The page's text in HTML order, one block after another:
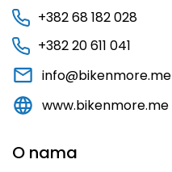
+382 68 182 028
+382 20 611 041
info@bikenmore.me
www.bikenmore.me
O nama